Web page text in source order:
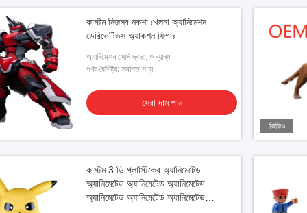
কাস্টম নিজস্ব নকশা খেলনা অ্যানিমেশন
ডেরিভেটিভস অ্যাকশন ফিগার
অ্যানিমেশন সোর্স দ্বারা: অন্যান্য
পণ্য বৈশিষ্ট্য: সমাপ্ত পণ্য
সেরা দাম পান
ভিডিও
কাস্টম 3 ডি প্লাস্টিকের অ্যানিমেটেড
অ্যানিমেটেড অ্যানিমেটেড অ্যানিমেটেড
অ্যানিমেটেড অ্যানিমেটেড অ্যানিমেটেড